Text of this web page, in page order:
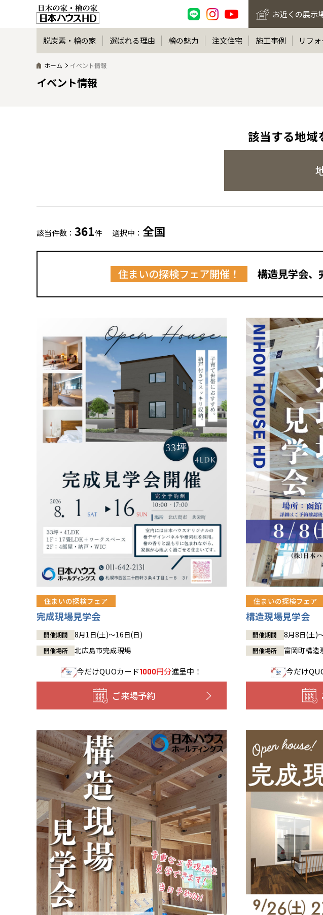
お近くの展示
脱炭素・檜の家 選ばれる理由 檜の魅力 注文住宅 施工事例 リフ
ホーム イベント情報
イベント情報
該当する地域
該当件数： 361件 選択中： 全国
住まいの探検フェア開催！ 構造見学会、
住まいの探検フェア
完成現場見学会
開催期間 8月1日(土)～16日(日)
開催場所 北広島市完成現場
今だけQUOカード1000円分進呈中！
ご来場予約
住まいの探検フェア
構造現場見学会
開催期間 8月8日(土)
開催場所 富岡町構造
今だけ
全国の展示場
北海道
札幌
道央
道北
東北
青森
秋田
宮城
福島
甲信越・北陸
新潟
富山
石川
福井
関東
神奈川
埼玉
千葉
茨城
栃木
群馬
岐阜
静岡
三重
大阪
京都
兵庫
奈良
滋賀
中国・四国
岡山
香川
愛媛
鳥取
徳島
高知
九州
福岡
佐賀
熊本
長崎
沖縄
分譲マンション
※現住所のある都道府県以
現住所の有るお近くの展
移住の計画の方もご相談
お近くのイベント
北海道
札幌
札幌
小樽
道央
苫小
小樽
道北
旭川
道南
函館
室蘭
道東
帯広
釧路
東北
青森県
八戸
青森
秋田県
秋田
岩手県
盛岡
北上
山形県
山形
宮城県
仙台
福島県
郡山
福島
いわき
会津
甲信越・北陸
新潟県
新潟
長岡
甲府
長野県
長野
松本
富山県
富山
石川県
金沢
福井県
福井
関東
東京都
世田谷
八王子
神奈川県
横浜
湘南
相模
埼玉県
埼玉
所沢
千葉県
千葉
茨城県
水戸
栃木県
宇都宮
小山
群馬
伊勢崎
愛知県
名古屋
豊橋
岐阜県
岐阜
静岡県
静岡
浜松
三重県
四日市
大阪府
大阪
京都府
京都
兵庫県
姫路
奈良県
奈良
中国・四国
岡山県
岡山
香川県
高松
愛媛県
九州
福岡県
福岡
佐賀県
佐賀
熊本県
熊本
大分県
大分
宮崎